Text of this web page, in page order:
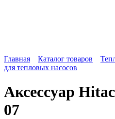
Главная Каталог товаров
для тепловых насосов
Аксессуар
07